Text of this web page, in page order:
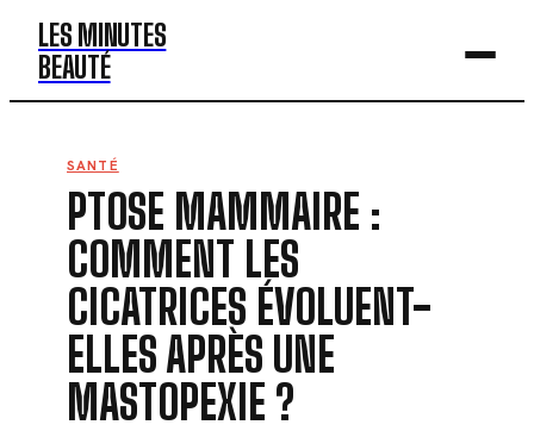
LES MINUTES
BEAUTÉ
BEAUTÉ
MODE
SANTÉ
BIEN-ÊTRE
DÉV. PERSO
SANTÉ
PTOSE MAMMAIRE :
COMMENT LES
CICATRICES ÉVOLUENT-
ELLES APRÈS UNE
MASTOPEXIE ?